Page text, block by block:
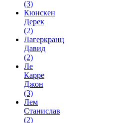
(3)
Кюнскен
Дерек
(2)
Лагеркранц
Давид
(2)
Ле
Карре
Джон
(3)
Лем
Станислав
(2)